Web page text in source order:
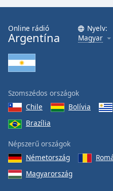
Online rádió
Argentína
Nyelv:
Magyar
Szomszédos országok
Chile
Bolívia
Brazília
Népszerű országok
Németország
Magyarország